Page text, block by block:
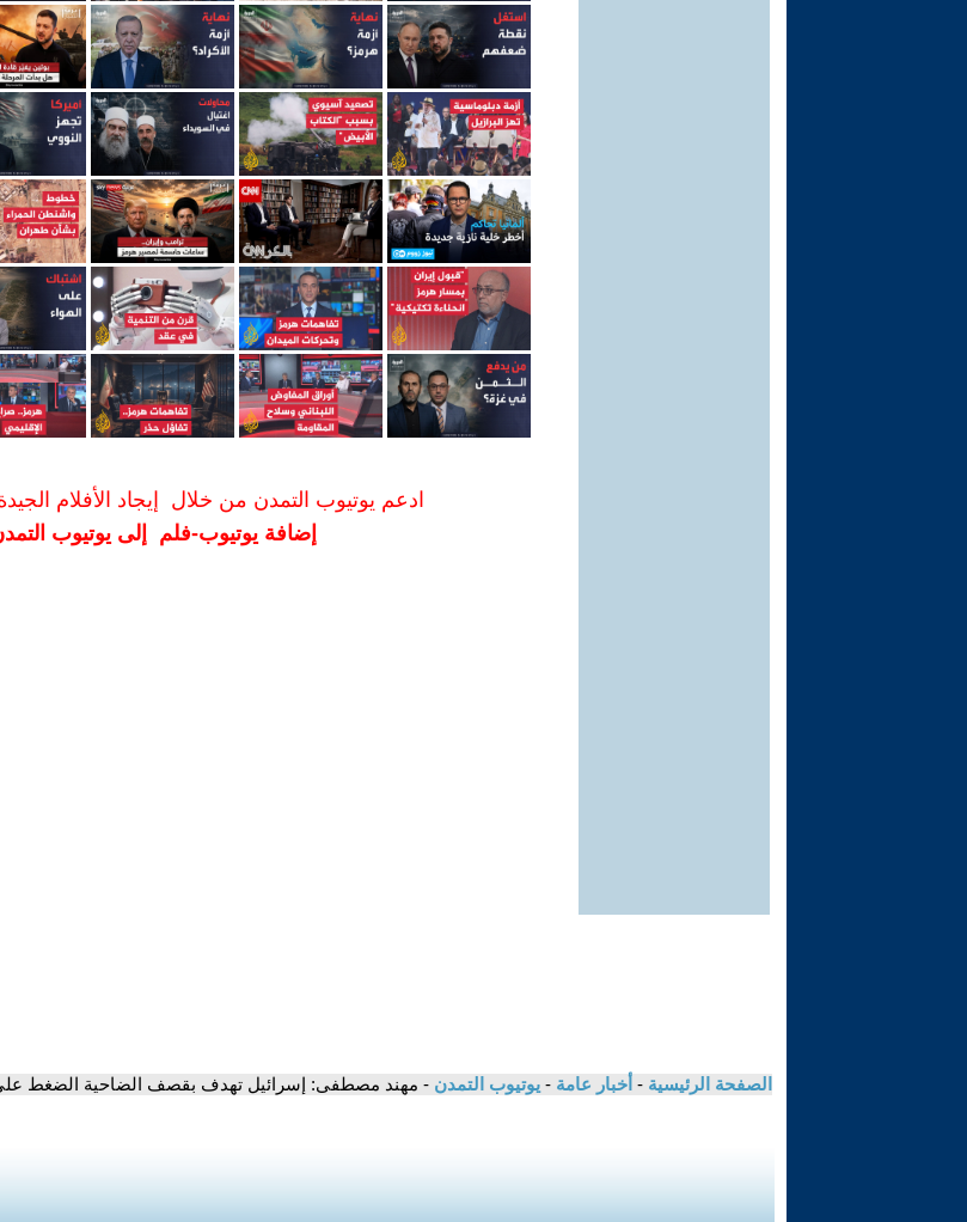
ادعم يوتيوب التمدن من خلال إيجاد الأفلام الجيدة
إضافة يوتيوب-فلم إلى يوتيوب
الصفحة الرئيسية - أخبار عامة - يوتيوب التمدن - مهند مصطفى: إسرائيل تهدف بقصف الضاحية الضغط على